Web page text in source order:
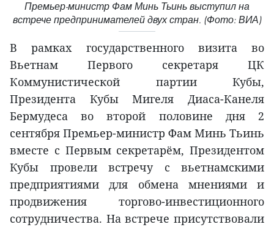
Премьер-министр Фам Минь Тьинь выступил на
встрече предпринимателей двух стран. (Фото: ВИА)
В рамках государственного визита во
Вьетнам Первого секретаря ЦК
Коммунистической партии Кубы,
Президента Кубы Мигеля Диаса-Канеля
Бермудеса во второй половине дня 2
сентября Премьер-министр Фам Минь Тьинь
вместе с Первым секретарём, Президентом
Кубы провели встречу с вьетнамскими
предприятиями для обмена мнениями и
продвижения торгово-инвестиционного
сотрудничества. На встрече присутствовали